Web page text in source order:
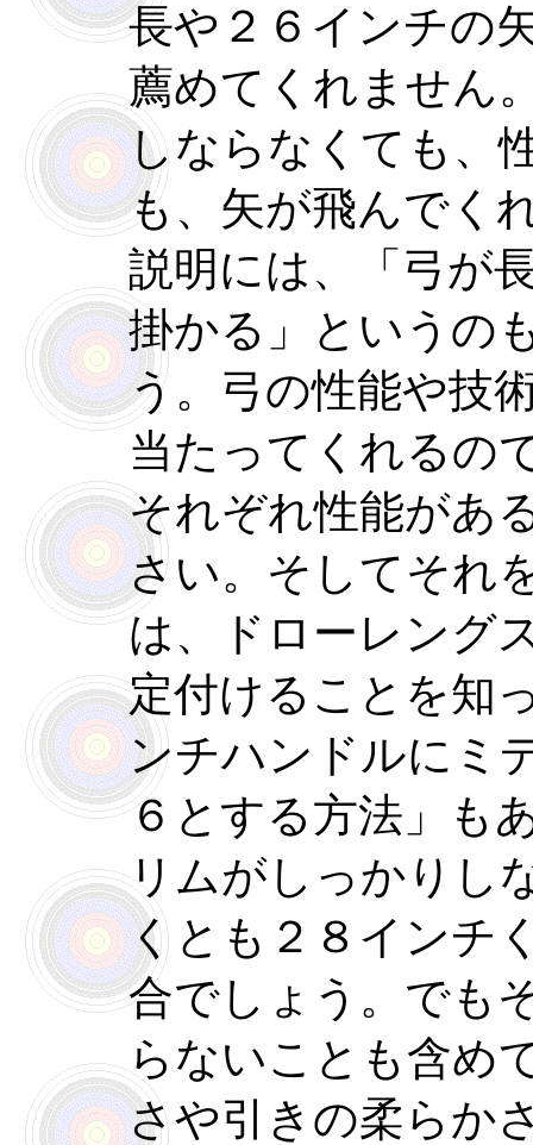
長や２６インチの
薦めてくれません
しならなくても、
も、矢が飛んでく
説明には、「弓が
掛かる」というの
う。弓の性能や技
当たってくれるの
それぞれ性能があ
さい。そしてそれ
は、ドローレング
定付けることを知
ンチハンドルにミ
６とする方法」も
リムがしっかりし
くとも２８インチ
合でしょう。でも
らないことも含め
さや引きの柔らか